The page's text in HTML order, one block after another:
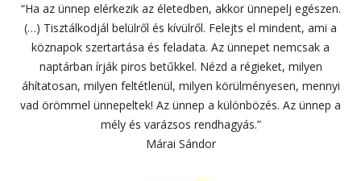
“Ha az ünnep elérkezik az életedben, akkor ünnepelj egészen.
(…) Tisztálkodjál belülről és kívülről. Felejts el mindent, ami a
köznapok szertartása és feladata. Az ünnepet nemcsak a
naptárban írják piros betűkkel. Nézd a régieket, milyen
áhítatosan, milyen feltétlenül, milyen körülményesen, mennyi
vad örömmel ünnepeltek! Az ünnep a különbözés. Az ünnep a
mély és varázsos rendhagyás.”
Márai Sándor